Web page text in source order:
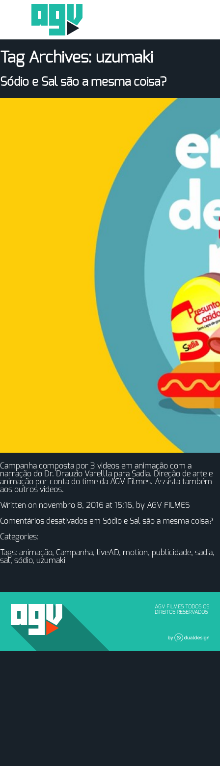
Tag Archives: uzumaki
Sódio e Sal são a mesma coisa?
Campanha composta por 3 videos em animação com a
narração do Dr. Drauzio Varellla para Sadia. Direção de arte e
animação por conta do time da AGV Filmes. Assista também
aos outros videos.
Written on novembro 8, 2016 at 15:16, by AGV FILMES
Comentários desativados em Sódio e Sal são a mesma coisa?
Categories:
Tags: animação, Campanha, liveAD, motion, publicidade, sadia,
sal, sódio, uzumaki
AGV FILMES TODOS OS
DIREITOS RESERVADOS